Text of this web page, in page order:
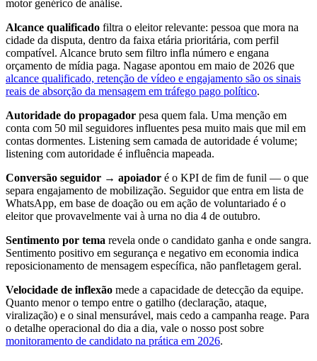
motor genérico de análise.
Alcance qualificado filtra o eleitor relevante: pessoa que mora na
cidade da disputa, dentro da faixa etária prioritária, com perfil
compatível. Alcance bruto sem filtro infla número e engana
orçamento de mídia paga. Nagase apontou em maio de 2026 que
alcance qualificado, retenção de vídeo e engajamento são os sinais
reais de absorção da mensagem em tráfego pago político.
Autoridade do propagador pesa quem fala. Uma menção em
conta com 50 mil seguidores influentes pesa muito mais que mil em
contas dormentes. Listening sem camada de autoridade é volume;
listening com autoridade é influência mapeada.
Conversão seguidor → apoiador é o KPI de fim de funil — o que
separa engajamento de mobilização. Seguidor que entra em lista de
WhatsApp, em base de doação ou em ação de voluntariado é o
eleitor que provavelmente vai à urna no dia 4 de outubro.
Sentimento por tema revela onde o candidato ganha e onde sangra.
Sentimento positivo em segurança e negativo em economia indica
reposicionamento de mensagem específica, não panfletagem geral.
Velocidade de inflexão mede a capacidade de detecção da equipe.
Quanto menor o tempo entre o gatilho (declaração, ataque,
viralização) e o sinal mensurável, mais cedo a campanha reage. Para
o detalhe operacional do dia a dia, vale o nosso post sobre
monitoramento de candidato na prática em 2026.